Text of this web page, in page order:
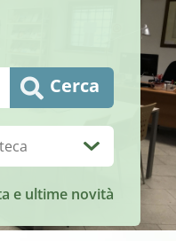
Cerca
e ultime novità